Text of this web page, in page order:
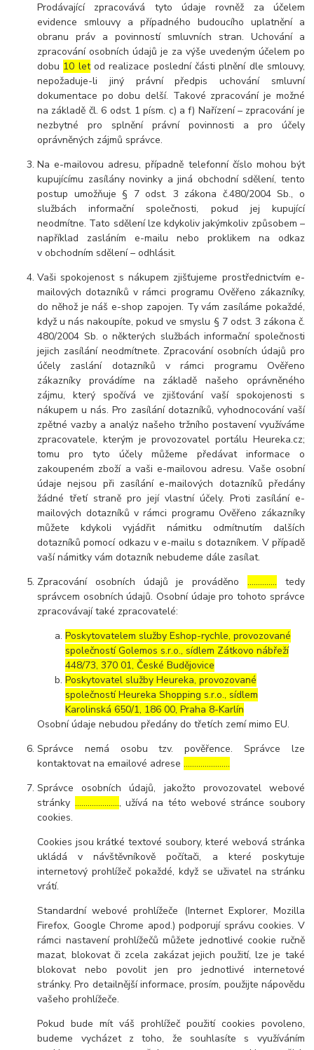
Prodávající zpracovává tyto údaje rovněž za účelem
evidence smlouvy a případného budoucího uplatnění a
obranu práv a povinností smluvních stran. Uchování a
zpracování osobních údajů je za výše uvedeným účelem po
dobu 10 letod realizace poslední části plnění dle smlouvy,
nepožaduje-li jiný právní předpis uchování smluvní
dokumentace po dobu delší. Takové zpracování je možné
na základě čl. 6 odst. 1 písm. c) a f) Nařízení – zpracování je
nezbytné pro splnění právní povinnosti a pro účely
oprávněných zájmů správce.
Na e-mailovou adresu, případně telefonní číslo mohou být
kupujícímu zasílány novinky a jiná obchodní sdělení, tento
postup umožňuje § 7 odst. 3 zákona č.480/2004 Sb., o
službách informační společnosti, pokud jej kupující
neodmítne. Tato sdělení lze kdykoliv jakýmkoliv způsobem –
například zasláním e-mailu nebo proklikem na odkaz
v obchodním sdělení – odhlásit.
Vaši spokojenost s nákupem zjišťujeme prostřednictvím e-
mailových dotazníků v rámci programu Ověřeno zákazníky,
do něhož je náš e-shop zapojen. Ty vám zasíláme pokaždé,
když u nás nakoupíte, pokud ve smyslu § 7 odst. 3 zákona č.
480/2004 Sb. o některých službách informační společnosti
jejich zasílání neodmítnete. Zpracování osobních údajů pro
účely zaslání dotazníků v rámci programu Ověřeno
zákazníky provádíme na základě našeho oprávněného
zájmu, který spočívá ve zjišťování vaší spokojenosti s
nákupem u nás. Pro zasílání dotazníků, vyhodnocování vaší
zpětné vazby a analýz našeho tržního postavení využíváme
zpracovatele, kterým je provozovatel portálu Heureka.cz;
tomu pro tyto účely můžeme předávat informace o
zakoupeném zboží a vaši e-mailovou adresu. Vaše osobní
údaje nejsou při zasílání e-mailových dotazníků předány
žádné třetí straně pro její vlastní účely. Proti zasílání e-
mailových dotazníků v rámci programu Ověřeno zákazníky
můžete kdykoli vyjádřit námitku odmítnutím dalších
dotazníků pomocí odkazu v e-mailu s dotazníkem. V případě
vaší námitky vám dotazník nebudeme dále zasílat.
Zpracování osobních údajů je prováděno………….. tedy
správcem osobních údajů. Osobní údaje pro tohoto správce
zpracovávají také zpracovatelé:
Poskytovatelem služby Eshop-rychle, provozované
společností Golemos s.r.o., sídlem Zátkovo nábřeží
448/73, 370 01, České Budějovice
Poskytovatel služby Heureka, provozované
společností Heureka Shopping s.r.o., sídlem
Karolinská 650/1, 186 00, Praha 8-Karlín
Osobní údaje nebudou předány do třetích zemí mimo EU.
Správce nemá osobu tzv. pověřence. Správce lze
kontaktovat na emailové adrese………………….
Správce osobních údajů, jakožto provozovatel webové
stránky …………………, užívá na této webové stránce soubory
cookies.
Cookies jsou krátké textové soubory, které webová stránka
ukládá v návštěvníkově počítači, a které poskytuje
internetový prohlížeč pokaždé, když se uživatel na stránku
vrátí.
Standardní webové prohlížeče (Internet Explorer, Mozilla
Firefox, Google Chrome apod.) podporují správu cookies. V
rámci nastavení prohlížečů můžete jednotlivé cookie ručně
mazat, blokovat či zcela zakázat jejich použití, lze je také
blokovat nebo povolit jen pro jednotlivé internetové
stránky. Pro detailnější informace, prosím, použijte nápovědu
vašeho prohlížeče.
Pokud bude mít váš prohlížeč použití cookies povoleno,
budeme vycházet z toho, že souhlasíte s využíváním